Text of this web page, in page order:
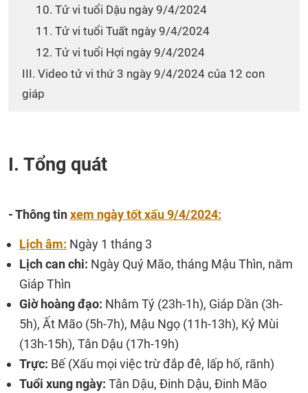
10. Tử vi tuổi Dậu ngày 9/4/2024
11. Tử vi tuổi Tuất ngày 9/4/2024
12. Tử vi tuổi Hợi ngày 9/4/2024
III. Video tử vi thứ 3 ngày 9/4/2024 của 12 con
giáp
I. Tổng quát
- Thông tinxem ngày tốt xấu 9/4/2024:
Lịch âm: Ngày 1 tháng 3
Lịch can chi: Ngày Quý Mão, tháng Mậu Thìn, năm
Giáp Thìn
Giờ hoàng đạo: Nhâm Tý (23h-1h), Giáp Dần (3h-
5h), Ất Mão (5h-7h), Mậu Ngọ (11h-13h), Kỷ Mùi
(13h-15h), Tân Dậu (17h-19h)
Trực: Bế (Xấu mọi việc trừ đắp đê, lấp hố, rãnh)
Tuổi xung ngày: Tân Dậu, Đinh Dậu, Đinh Mão